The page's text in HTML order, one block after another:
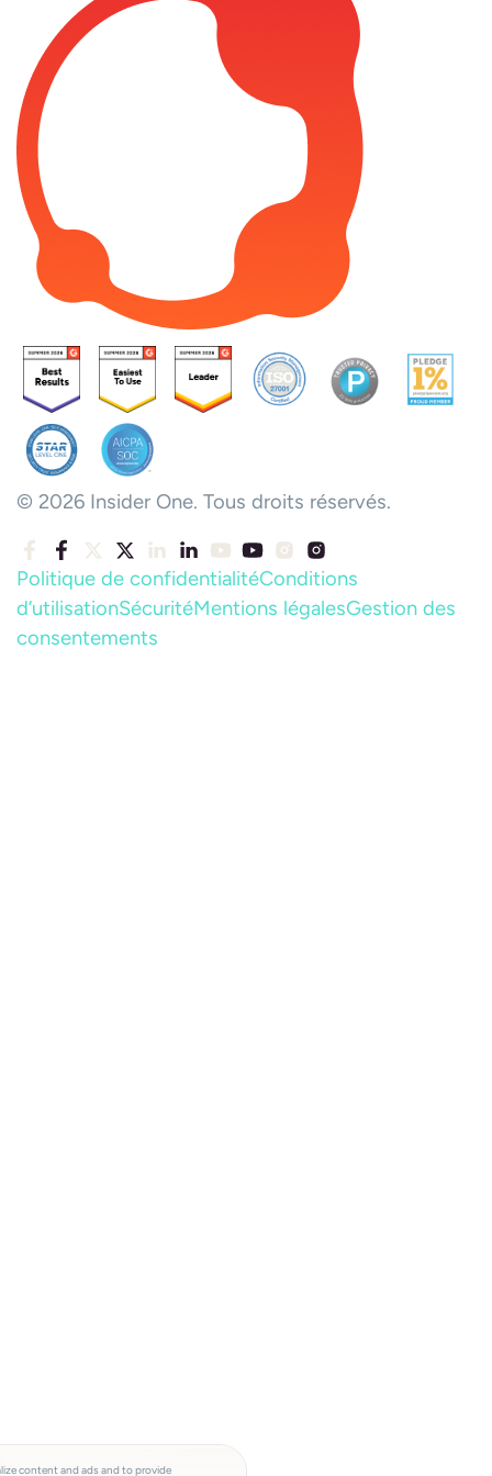
© 2026 Insider One. Tous droits réservés.
Politique de confidentialitéConditions
d’utilisationSécuritéMentions légalesGestion des
consentements
content and ads and to provide